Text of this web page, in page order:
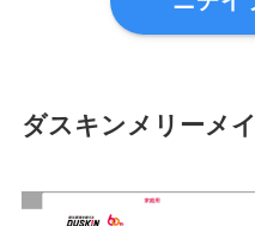
ダスキンメリーメ